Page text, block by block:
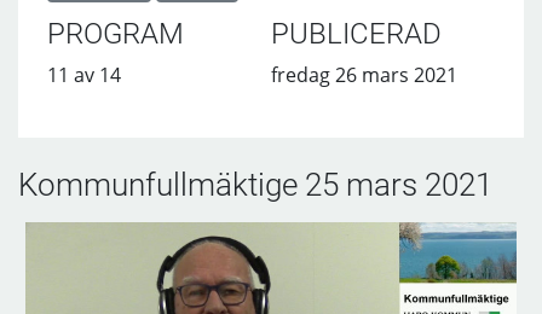
PROGRAM
11 av 14
PUBLICERAD
fredag 26 mars 2021
Kommunfullmäktige 25 mars 2021